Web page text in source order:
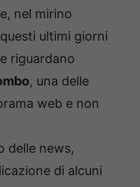
nel mirino
ultimi giorni
riguardano
, una delle
web e non
delle news,
di alcuni